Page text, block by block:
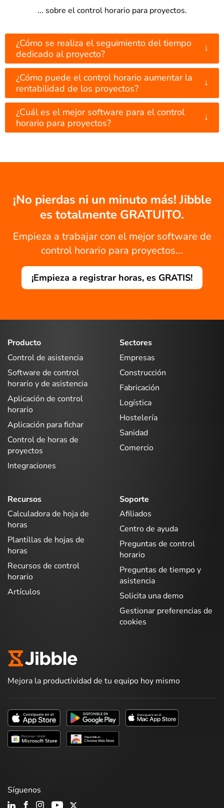
... sobre el control horario para proyectos.
¿Cómo se realiza el seguimiento del tiempo
dedicado al proyecto?
↓
¿Cómo puede el control horario aumentar la
rentabilidad de los proyectos?
↓
¿Cuál es el mejor software para el control
horario para proyectos?
↓
¡No pierdas ni un minuto más! Jibble
es totalmente GRATUITO.
Empieza a trabajar con el mejor software de
control horario para proyectos...
¡Empieza a registrar horas, es GRATIS!
Producto
Control de asistencia
Software de control
horario y de asistencia
Aplicación de control
horario
Aplicación para fichar
Control de horas de
proyectos
Integraciones
Sectores
Empresas
Construcción
Fabricación
Logística
Hostelería
Sanidad
Comercio
Recursos
Calculadora de hoja de
horas
Plantillas de hojas de
horas
Recursos de control
horario
Artículos
Soporte
Afiliados
Centro de ayuda
Preguntas de control
horario
Preguntas de tiempo y
asistencia
Solicita una demo
Gestionar preferencias de
cookies
Mejora la productividad de tu equipo hoy mismo
Síguenos